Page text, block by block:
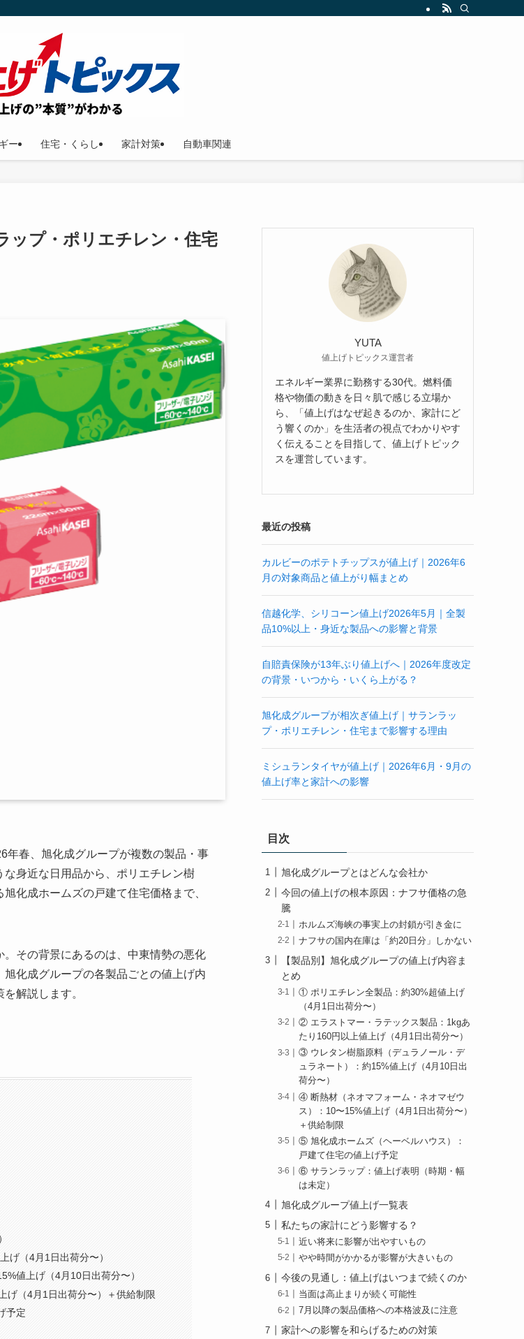
ー 住宅・くらし 家計対策 自動車関連
ップ・ポリエチレン・住宅
年春、旭化成グループが複数の製品・事
身近な日用品から、ポリエチレン樹
化成ホームズの戸建て住宅価格まで、
その背景にあるのは、中東情勢の悪化
化成グループの各製品ごとの値上げ内
解説します。
げ（4月1日出荷分〜）
値上げ（4月10日出荷分〜）
げ（4月1日出荷分〜）＋供給制限
予定
YUTA
値上げトピックス運営者
エネルギー業界に勤務する30代。燃料価
格や物価の動きを日々肌で感じる立場か
ら、「値上げはなぜ起きるのか、家計にど
う響くのか」を生活者の視点でわかりやす
く伝えることを目指して、値上げトピック
スを運営しています。
最近の投稿
カルビーのポテトチップスが値上げ｜2026年6
月の対象商品と値上がり幅まとめ
信越化学、シリコーン値上げ2026年5月｜全製
品10%以上・身近な製品への影響と背景
自賠責保険が13年ぶり値上げへ｜2026年度改定
の背景・いつから・いくら上がる？
旭化成グループが相次ぎ値上げ｜サランラッ
プ・ポリエチレン・住宅まで影響する理由
ミシュランタイヤが値上げ｜2026年6月・9月の
値上げ率と家計への影響
目次
旭化成グループとはどんな会社か
今回の値上げの根本原因：ナフサ価格の急
騰
ホルムズ海峡の事実上の封鎖が引き金に
ナフサの国内在庫は「約20日分」しかない
【製品別】旭化成グループの値上げ内容ま
とめ
① ポリエチレン全製品：約30%超値上げ
（4月1日出荷分〜）
② エラストマー・ラテックス製品：1kgあ
たり160円以上値上げ（4月1日出荷分〜）
③ ウレタン樹脂原料（デュラノール・デ
ュラネート）：約15%値上げ（4月10日出
荷分〜）
④ 断熱材（ネオマフォーム・ネオマゼウ
ス）：10〜15%値上げ（4月1日出荷分〜）
＋供給制限
⑤ 旭化成ホームズ（ヘーベルハウス）：
戸建て住宅の値上げ予定
⑥ サランラップ：値上げ表明（時期・幅
は未定）
旭化成グループ値上げ一覧表
私たちの家計にどう影響する？
近い将来に影響が出やすいもの
やや時間がかかるが影響が大きいもの
今後の見通し：値上げはいつまで続くのか
当面は高止まりが続く可能性
7月以降の製品価格への本格波及に注意
家計への影響を和らげるための対策